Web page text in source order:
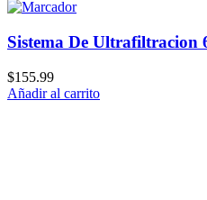
Sistema De Ultrafiltracion
$155.99
Añadir al carrito